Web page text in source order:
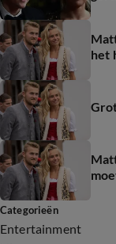
het
Categorieën
Entertainment